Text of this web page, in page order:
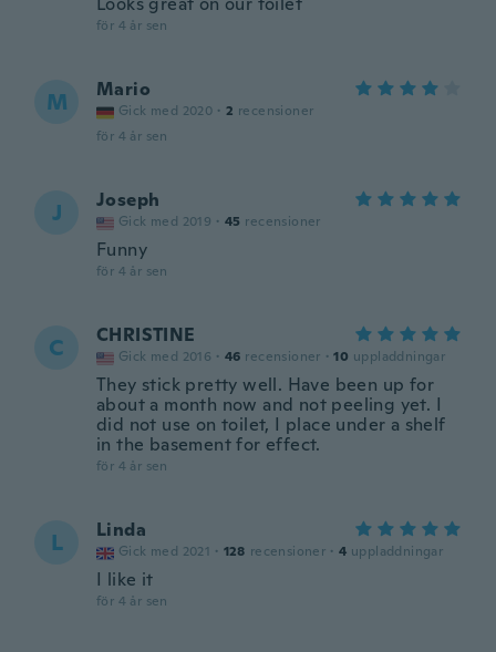
för 4 år sen
M Mario
Gick med 2020 · 2 recensioner
för 4 år sen
J Joseph
Gick med 2019 · 45 recensioner
Funny
för 4 år sen
C CHRISTINE
Gick med 2016 · 46 recensioner · 10 uppladdningar
They stick pretty well. Have been up for
about a month now and not peeling yet. I
did not use on toilet, I place under a shelf
in the basement for effect.
för 4 år sen
L Linda
Gick med 2021 · 128 recensioner · 4 uppladdningar
I like it
för 4 år sen